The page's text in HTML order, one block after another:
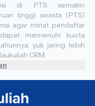
di PTS semakin
tinggi swasta (PTS)
agar minat pendaftar
memenuhi kuota
yuk jaring lebih
CRM.